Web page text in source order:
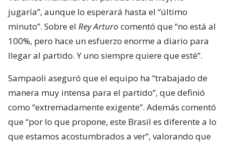
jugaría”, aunque lo esperará hasta el “último
minuto”. Sobre el Rey Arturo comentó que “no está al
100%, pero hace un esfuerzo enorme a diario para
llegar al partido. Y uno siempre quiere que esté”.
Sampaoli aseguró que el equipo ha “trabajado de
manera muy intensa para el partido”, que definió
como “extremadamente exigente”. Además comentó
que “por lo que propone, este Brasil es diferente a lo
que estamos acostumbrados a ver”, valorando que